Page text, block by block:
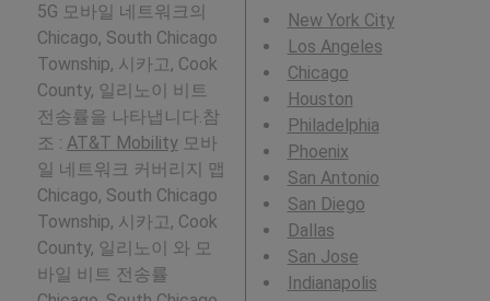
5G 모바일 네트워크의
Chicago, South Chicago
Township, 시카고, Cook
County, 일리노이 비트
전송률을 나타냅니다.참
조 : AT&T Mobility모바
일 네트워크 커버리지 맵
Chicago, South Chicago
Township, 시카고, Cook
County, 일리노이 와 모
바일 비트 전송률
New York City
Los Angeles
Chicago
Houston
Philadelphia
Phoenix
San Antonio
San Diego
Dallas
San Jose
Indianapolis